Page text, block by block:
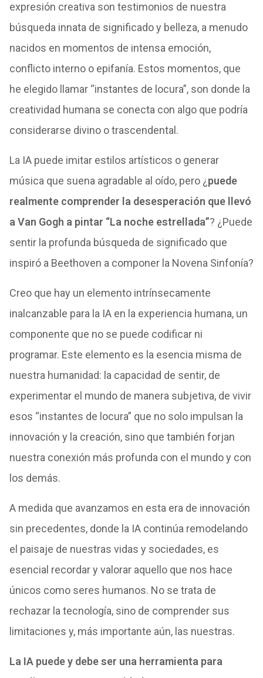
expresión creativa son testimonios de nuestra
búsqueda innata de significado y belleza, a menudo
nacidos en momentos de intensa emoción,
conflicto interno o epifanía. Estos momentos, que
he elegido llamar “instantes de locura”, son donde la
creatividad humana se conecta con algo que podría
considerarse divino o trascendental.
La IA puede imitar estilos artísticos o generar
música que suena agradable al oído, pero ¿puede
realmente comprender la desesperación que llevó
a Van Gogh a pintar “La noche estrellada”? ¿Puede
sentir la profunda búsqueda de significado que
inspiró a Beethoven a componer la Novena Sinfonía?
Creo que hay un elemento intrínsecamente
inalcanzable para la IA en la experiencia humana, un
componente que no se puede codificar ni
programar. Este elemento es la esencia misma de
nuestra humanidad: la capacidad de sentir, de
experimentar el mundo de manera subjetiva, de vivir
esos “instantes de locura” que no solo impulsan la
innovación y la creación, sino que también forjan
nuestra conexión más profunda con el mundo y con
los demás.
A medida que avanzamos en esta era de innovación
sin precedentes, donde la IA continúa remodelando
el paisaje de nuestras vidas y sociedades, es
esencial recordar y valorar aquello que nos hace
únicos como seres humanos. No se trata de
rechazar la tecnología, sino de comprender sus
limitaciones y, más importante aún, las nuestras.
La IA puede y debe ser una herramienta para